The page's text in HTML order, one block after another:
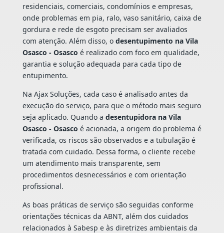
residenciais, comerciais, condomínios e empresas,
onde problemas em pia, ralo, vaso sanitário, caixa de
gordura e rede de esgoto precisam ser avaliados
com atenção. Além disso, o desentupimento na Vila
Osasco - Osasco é realizado com foco em qualidade,
garantia e solução adequada para cada tipo de
entupimento.
Na Ajax Soluções, cada caso é analisado antes da
execução do serviço, para que o método mais seguro
seja aplicado. Quando a desentupidora na Vila
Osasco - Osasco é acionada, a origem do problema é
verificada, os riscos são observados e a tubulação é
tratada com cuidado. Dessa forma, o cliente recebe
um atendimento mais transparente, sem
procedimentos desnecessários e com orientação
profissional.
As boas práticas de serviço são seguidas conforme
orientações técnicas da ABNT, além dos cuidados
relacionados à Sabesp e às diretrizes ambientais da